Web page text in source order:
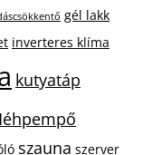
gél lakk
inverteres klíma
kutyatáp
szauna szerver